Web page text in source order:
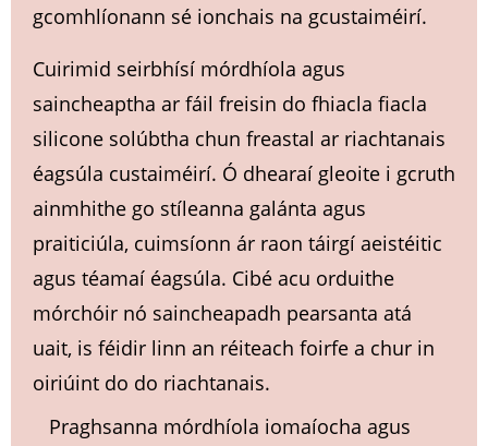
gcomhlíonann sé ionchais na gcustaiméirí.
Cuirimid seirbhísí mórdhíola agus
saincheaptha ar fáil freisin do fhiacla fiacla
silicone solúbtha chun freastal ar riachtanais
éagsúla custaiméirí. Ó dhearaí gleoite i gcruth
ainmhithe go stíleanna galánta agus
praiticiúla, cuimsíonn ár raon táirgí aeistéitic
agus téamaí éagsúla. Cibé acu orduithe
mórchóir nó saincheapadh pearsanta atá
uait, is féidir linn an réiteach foirfe a chur in
oiriúint do do riachtanais.
Praghsanna mórdhíola iomaíocha agus